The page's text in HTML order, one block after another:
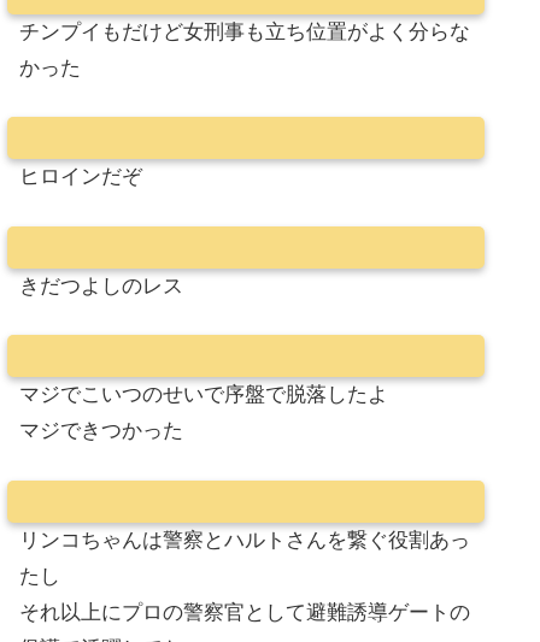
チンプイもだけど女刑事も立ち位置がよく分らな
かった
ヒロインだぞ
きだつよしのレス
マジでこいつのせいで序盤で脱落したよ
マジできつかった
リンコちゃんは警察とハルトさんを繋ぐ役割あっ
たし
それ以上にプロの警察官として避難誘導ゲートの